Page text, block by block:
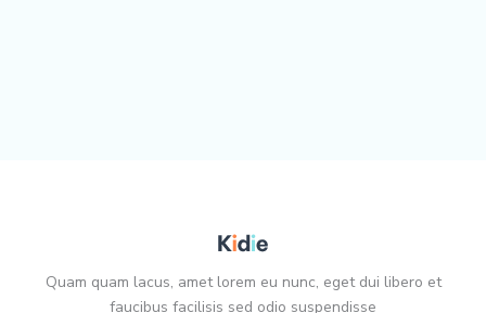
Quam quam lacus, amet lorem eu nunc, eget dui libero et
faucibus facilisis sed odio suspendisse